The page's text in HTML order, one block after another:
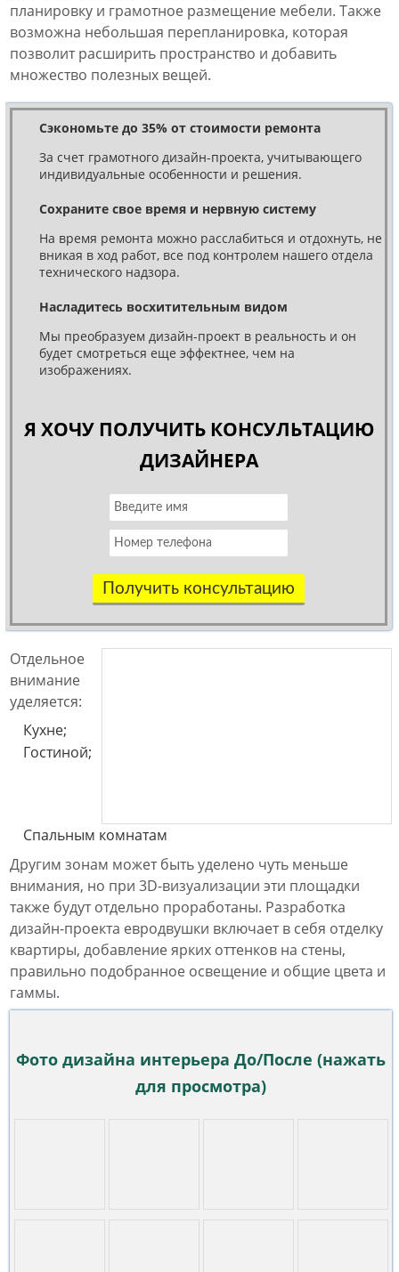
планировку и грамотное размещение мебели. Также
возможна небольшая перепланировка, которая
позволит расширить пространство и добавить
множество полезных вещей.
Сэкономьте до 35% от стоимости ремонта
За счет грамотного дизайн-проекта, учитывающего
индивидуальные особенности и решения.
Сохраните свое время и нервную систему
На время ремонта можно расслабиться и отдохнуть, не
вникая в ход работ, все под контролем нашего отдела
технического надзора.
Насладитесь восхитительным видом
Мы преобразуем дизайн-проект в реальность и он
будет смотреться еще эффектнее, чем на
изображениях.
Я ХОЧУ ПОЛУЧИТЬ КОНСУЛЬТАЦИЮ
ДИЗАЙНЕРА
Получить консультацию
Отдельное
внимание
уделяется:
Кухне;
Гостиной;
Спальным комнатам
Другим зонам может быть уделено чуть меньше
внимания, но при 3D-визуализации эти площадки
также будут отдельно проработаны. Разработка
дизайн-проекта евродвушки включает в себя отделку
квартиры, добавление ярких оттенков на стены,
правильно подобранное освещение и общие цвета и
гаммы.
Фото дизайна интерьера До/После (нажать
для просмотра)